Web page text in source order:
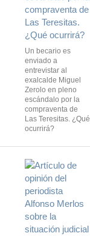
Un becario es
enviado a
entrevistar al
exalcalde Miguel
Zerolo en pleno
escándalo por la
compraventa de
Las Teresitas. ¿Qué
ocurrirá?